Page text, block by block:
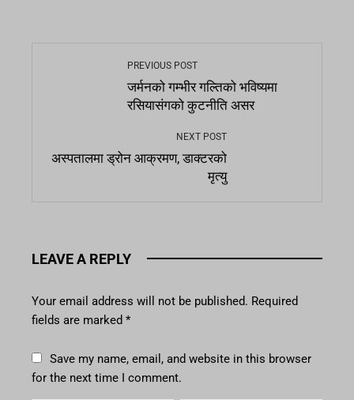
PREVIOUS POST
जर्मनको गम्भीर गल्तिको भविष्यमा
रसियासंगको कुटनीति असर
NEXT POST
अस्पतालमा ड्रोन आक्रमण, डाक्टरको
मृत्यु
LEAVE A REPLY
Your email address will not be published. Required
fields are marked *
Save my name, email, and website in this browser
for the next time I comment.